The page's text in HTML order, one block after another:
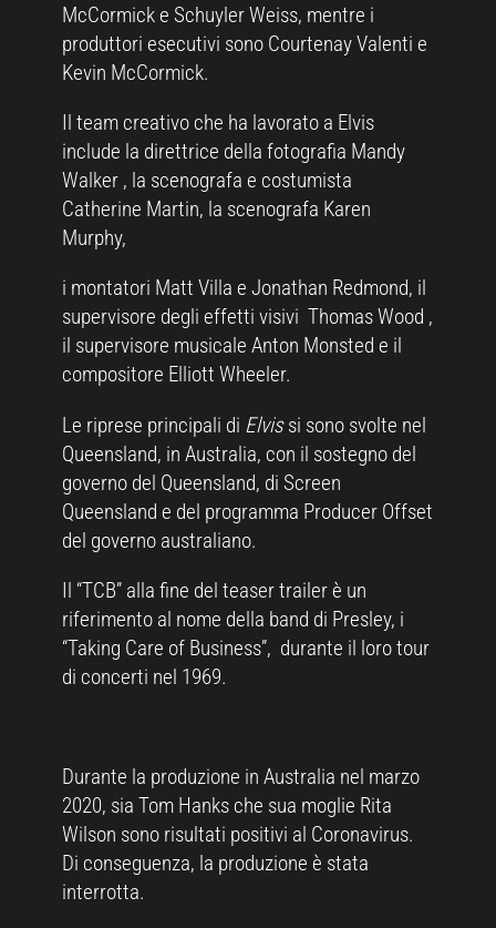
McCormick e Schuyler Weiss, mentre i
produttori esecutivi sono Courtenay Valenti e
Kevin McCormick.
Il team creativo che ha lavorato a Elvis
include la direttrice della fotografia Mandy
Walker , la scenografa e costumista
Catherine Martin, la scenografa Karen
Murphy,
i montatori Matt Villa e Jonathan Redmond, il
supervisore degli effetti visivi Thomas Wood ,
il supervisore musicale Anton Monsted e il
compositore Elliott Wheeler.
Le riprese principali di Elvissi sono svolte nel
Queensland, in Australia, con il sostegno del
governo del Queensland, di Screen
Queensland e del programma Producer Offset
del governo australiano.
Il “TCB” alla fine del teaser trailer è un
riferimento al nome della band di Presley, i
“Taking Care of Business”, durante il loro tour
di concerti nel 1969.
Durante la produzione in Australia nel marzo
2020, sia Tom Hanks che sua moglie Rita
Wilson sono risultati positivi al Coronavirus.
Di conseguenza, la produzione è stata
interrotta.